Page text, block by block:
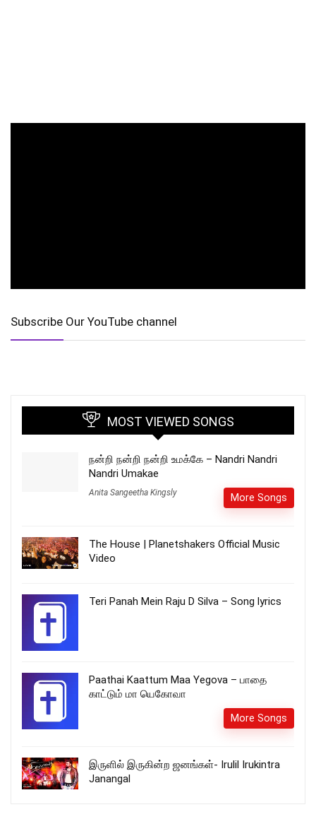
Subscribe Our YouTube channel
MOST VIEWED SONGS
நன்றி நன்றி நன்றி உமக்கே – Nandri Nandri
Nandri Umakae
Anita Sangeetha Kingsly More Songs
The House | Planetshakers Official Music
Video
Teri Panah Mein Raju D Silva – Song lyrics
Paathai Kaattum Maa Yegova – பாதை
காட்டும் மா யெகோவா
More Songs
இருளில் இருகின்ற ஜனங்கள்- Irulil Irukintra
Janangal